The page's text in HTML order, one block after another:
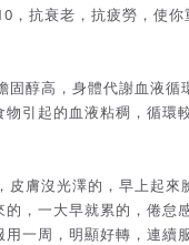
，抗衰老，抗疲勞，使你
固醇高，身體代謝血液循
引起的血液粘稠，循環
膚沒光澤的，早上起來
，一大早就累的，倦怠
一周，明顯好轉，連續